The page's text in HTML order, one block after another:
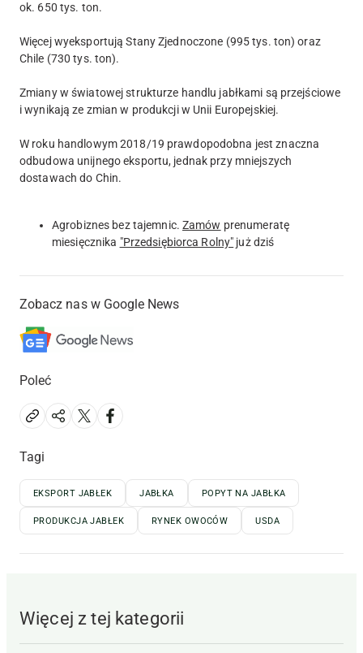
ok. 650 tys. ton.
Więcej wyeksportują Stany Zjednoczone (995 tys. ton) oraz
Chile (730 tys. ton).
Zmiany w światowej strukturze handlu jabłkami są przejściowe
i wynikają ze zmian w produkcji w Unii Europejskiej.
W roku handlowym 2018/19 prawdopodobna jest znaczna
odbudowa unijnego eksportu, jednak przy mniejszych
dostawach do Chin.
Agrobiznes bez tajemnic. Zamów prenumeratę
miesięcznika "Przedsiębiorca Rolny" już dziś
Zobacz nas w Google News
Poleć
Tagi
EKSPORT JABŁEK JABŁKA POPYT NA JABŁKA
PRODUKCJA JABŁEK RYNEK OWOCÓW USDA
Więcej z tej kategorii